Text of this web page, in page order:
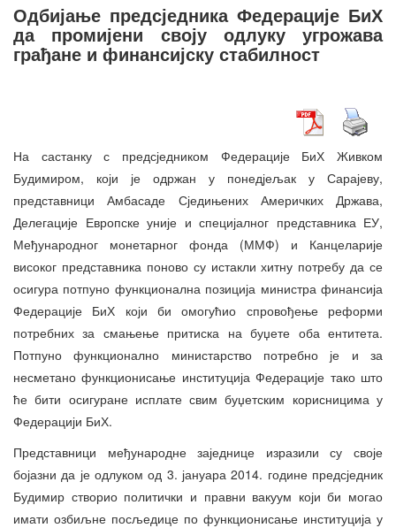
Одбијање предсједника Федерације БиХ
да промијени своју одлуку угрожава
грађане и финансијску стабилност
На састанку с предсједником Федерације БиХ Живком
Будимиром, који је одржан у понедјељак у Сарајеву,
представници Амбасаде Сједињених Америчких Држава,
Делегације Европске уније и специјалног представника ЕУ,
Међународног монетарног фонда (ММФ) и Канцеларије
високог представника поново су истакли хитну потребу да се
осигура потпуно функционална позиција министра финансија
Федерације БиХ који би омогућио спровођење реформи
потребних за смањење притиска на буџете оба ентитета.
Потпуно функционално министарство потребно је и за
несметано функционисање институција Федерације тако што
ће бити осигуране исплате свим буџетским корисницима у
Федерацији БиХ.
Представници међународне заједнице изразили су своје
бојазни да је одлуком од 3. јануара 2014. године предсједник
Будимир створио политички и правни вакуум који би могао
имати озбиљне посљедице по функционисање институција у